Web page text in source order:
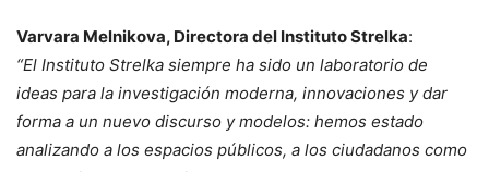
Varvara Melnikova, Directora del Instituto Strelka:
“El Instituto Strelka siempre ha sido un laboratorio de
ideas para la investigación moderna, innovaciones y dar
forma a un nuevo discurso y modelos: hemos estado
analizando a los espacios públicos, a los ciudadanos como